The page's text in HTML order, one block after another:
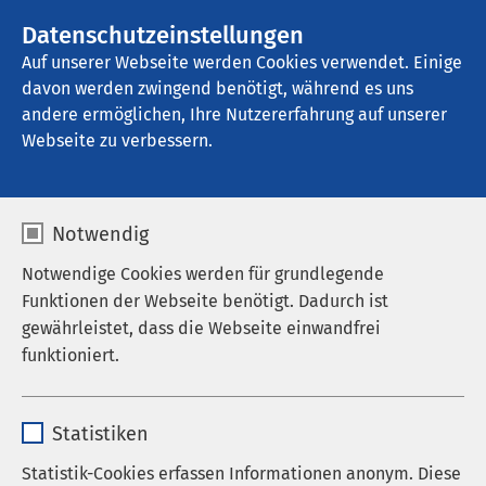
Datenschutzeinstellungen
Auf unserer Webseite werden Cookies verwendet. Einige
davon werden zwingend benötigt, während es uns
andere ermöglichen, Ihre Nutzererfahrung auf unserer
Webseite zu verbessern.
Notwendig
Notwendige Cookies werden für grundlegende
Funktionen der Webseite benötigt. Dadurch ist
gewährleistet, dass die Webseite einwandfrei
funktioniert.
Anbieter sgalinski
Statistiken
Statistik-Cookies erfassen Informationen anonym. Diese
AMEOS Klinikum St. Clemens Oberhausen
Medizinproduktesicherh
eit
Beauftragter für
Medizinproduktesicherheit
Der Beauftragte für Medizinproduktesicherheit